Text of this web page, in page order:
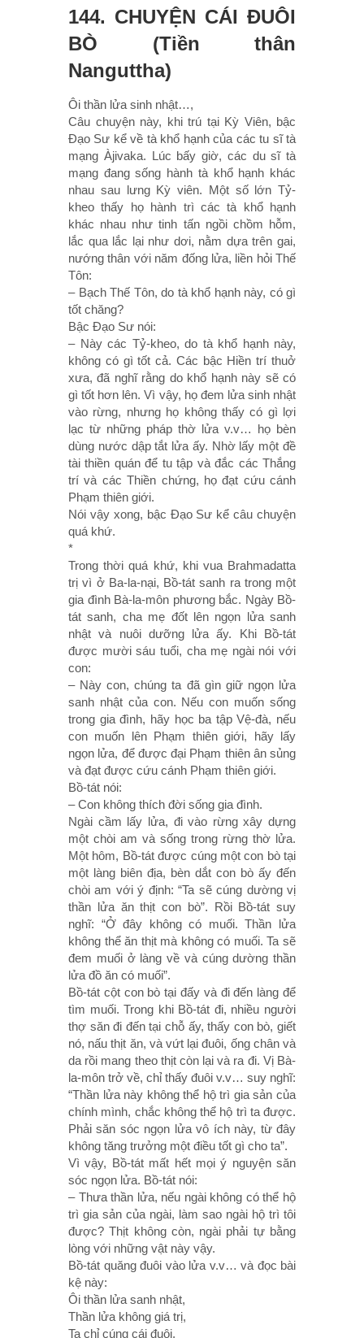
144. CHUYỆN CÁI ÐUÔI
BÒ (Tiền thân
Nanguttha)
Ôi thần lửa sinh nhật…,
Câu chuyện này, khi trú tại Kỳ Viên, bậc
Ðạo Sư kể về tà khổ hạnh của các tu sĩ tà
mạng Àjivaka. Lúc bấy giờ, các du sĩ tà
mạng đang sống hành tà khổ hạnh khác
nhau sau lưng Kỳ viên. Một số lớn Tỷ-
kheo thấy họ hành trì các tà khổ hạnh
khác nhau như tinh tấn ngồi chồm hỗm,
lắc qua lắc lại như dơi, nằm dựa trên gai,
nướng thân với năm đống lửa, liền hỏi Thế
Tôn:
– Bạch Thế Tôn, do tà khổ hạnh này, có gì
tốt chăng?
Bậc Ðạo Sư nói:
– Này các Tỷ-kheo, do tà khổ hạnh này,
không có gì tốt cả. Các bậc Hiền trí thuở
xưa, đã nghĩ rằng do khổ hạnh này sẽ có
gì tốt hơn lên. Vì vậy, họ đem lửa sinh nhật
vào rừng, nhưng họ không thấy có gì lợi
lạc từ những pháp thờ lửa v.v… họ bèn
dùng nước dập tắt lửa ấy. Nhờ lấy một đề
tài thiền quán để tu tập và đắc các Thắng
trí và các Thiền chứng, họ đạt cứu cánh
Phạm thiên giới.
Nói vậy xong, bậc Ðạo Sư kể câu chuyện
quá khứ.
*
Trong thời quá khứ, khi vua Brahmadatta
trị vì ở Ba-la-nại, Bồ-tát sanh ra trong một
gia đình Bà-la-môn phương bắc. Ngày Bồ-
tát sanh, cha mẹ đốt lên ngọn lửa sanh
nhật và nuôi dưỡng lửa ấy. Khi Bồ-tát
được mười sáu tuổi, cha mẹ ngài nói với
con:
– Này con, chúng ta đã gìn giữ ngọn lửa
sanh nhật của con. Nếu con muốn sống
trong gia đình, hãy học ba tập Vệ-đà, nếu
con muốn lên Phạm thiên giới, hãy lấy
ngọn lửa, để được đại Phạm thiên ân sủng
và đạt được cứu cánh Phạm thiên giới.
Bồ-tát nói:
– Con không thích đời sống gia đình.
Ngài cầm lấy lửa, đi vào rừng xây dựng
một chòi am và sống trong rừng thờ lửa.
Một hôm, Bồ-tát được cúng một con bò tại
một làng biên địa, bèn dắt con bò ấy đến
chòi am với ý định: “Ta sẽ cúng dường vị
thần lửa ăn thịt con bò”. Rồi Bồ-tát suy
nghĩ: “Ở đây không có muối. Thần lửa
không thể ăn thịt mà không có muối. Ta sẽ
đem muối ở làng về và cúng dường thần
lửa đồ ăn có muối”.
Bồ-tát cột con bò tại đấy và đi đến làng để
tìm muối. Trong khi Bồ-tát đi, nhiều người
thợ săn đi đến tại chỗ ấy, thấy con bò, giết
nó, nấu thịt ăn, và vứt lại đuôi, ống chân và
da rồi mang theo thịt còn lại và ra đi. Vị Bà-
la-môn trở về, chỉ thấy đuôi v.v… suy nghĩ:
“Thần lửa này không thể hộ trì gia sản của
chính mình, chắc không thể hộ trì ta được.
Phải săn sóc ngọn lửa vô ích này, từ đây
không tăng trưởng một điều tốt gì cho ta”.
Vì vậy, Bồ-tát mất hết mọi ý nguyện săn
sóc ngọn lửa. Bồ-tát nói:
– Thưa thần lửa, nếu ngài không có thể hộ
trì gia sản của ngài, làm sao ngài hộ trì tôi
được? Thịt không còn, ngài phải tự bằng
lòng với những vật này vậy.
Bồ-tát quăng đuôi vào lửa v.v… và đọc bài
kệ này:
Ôi thần lửa sanh nhật,
Thần lửa không giá trị,
Ta chỉ cúng cái đuôi,